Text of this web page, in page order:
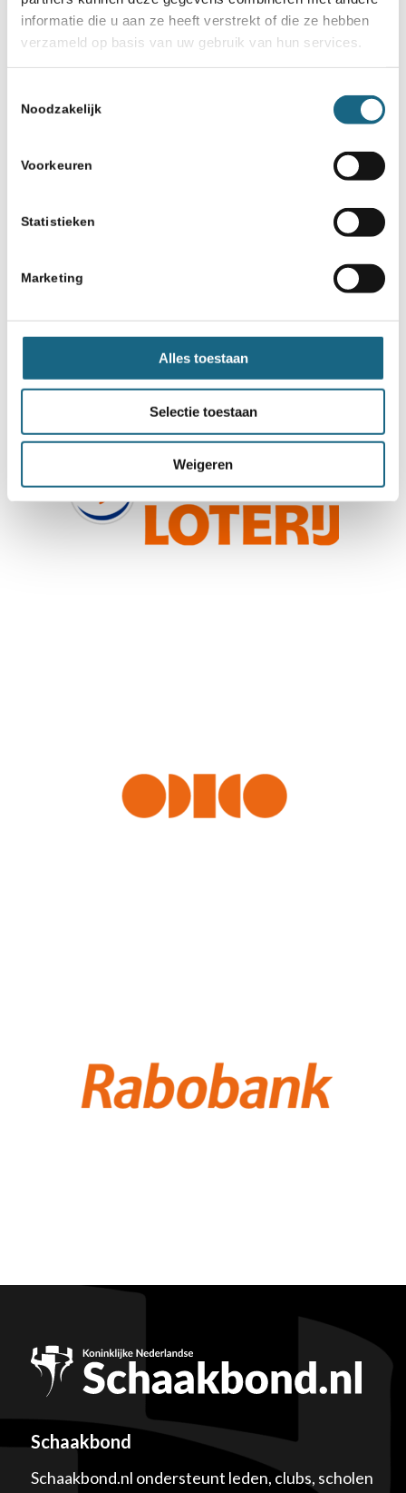
informatie die u aan ze heeft verstrekt of die ze hebben
verzameld op basis van uw gebruik van hun services.
Noodzakelijk
Voorkeuren
Statistieken
Marketing
Alles toestaan
Selectie toestaan
Weigeren
Schaakbond
Schaakbond.nl ondersteunt leden, clubs, scholen